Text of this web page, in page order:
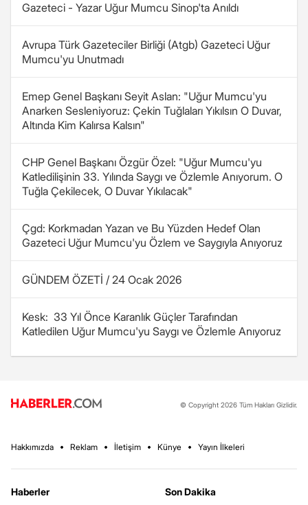
Gazeteci - Yazar Uğur Mumcu Sinop'ta Anıldı
Avrupa Türk Gazeteciler Birliği (Atgb) Gazeteci Uğur
Mumcu'yu Unutmadı
Emep Genel Başkanı Seyit Aslan: "Uğur Mumcu'yu
Anarken Sesleniyoruz: Çekin Tuğlaları Yıkılsın O Duvar,
Altında Kim Kalırsa Kalsın"
CHP Genel Başkanı Özgür Özel: "Uğur Mumcu'yu
Katledilişinin 33. Yılında Saygı ve Özlemle Anıyorum. O
Tuğla Çekilecek, O Duvar Yıkılacak"
Çgd: Korkmadan Yazan ve Bu Yüzden Hedef Olan
Gazeteci Uğur Mumcu'yu Özlem ve Saygıyla Anıyoruz
GÜNDEM ÖZETİ / 24 Ocak 2026
Kesk: 33 Yıl Önce Karanlık Güçler Tarafından
Katledilen Uğur Mumcu'yu Saygı ve Özlemle Anıyoruz
© Copyright 2026 Tüm Hakları Gizlidir.
Hakkımızda Reklam İletişim Künye Yayın İlkeleri
Haberler
Son Dakika